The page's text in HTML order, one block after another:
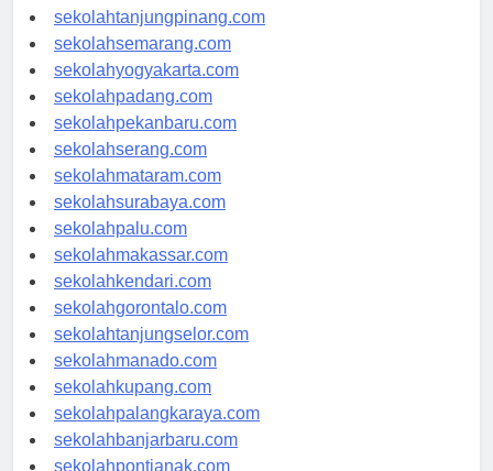
sekolahpangkalpinang.com
sekolahtanjungpinang.com
sekolahsemarang.com
sekolahyogyakarta.com
sekolahpadang.com
sekolahpekanbaru.com
sekolahserang.com
sekolahmataram.com
sekolahsurabaya.com
sekolahpalu.com
sekolahmakassar.com
sekolahkendari.com
sekolahgorontalo.com
sekolahtanjungselor.com
sekolahmanado.com
sekolahkupang.com
sekolahpalangkaraya.com
sekolahbanjarbaru.com